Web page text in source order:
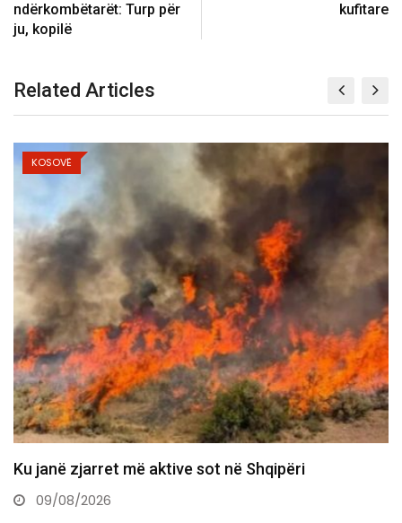
ndërkombëtarët: Turp për
ju, kopilë
kufitare
Related Articles
KOSOVË
Vuçiq kërcënon me ndryshimin e rrjedhës së Ibërit,
përmend “terrorin”…